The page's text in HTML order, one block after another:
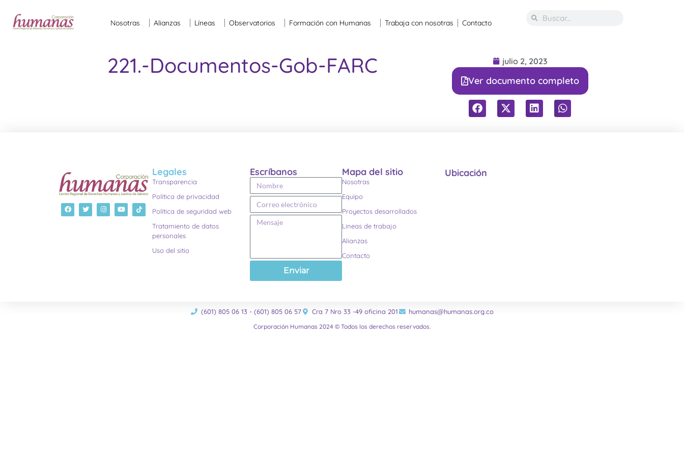
Nosotras Alianzas Líneas Observatorios Formación con Humanas Trabaja con nosotras Contacto
221.-Documentos-Gob-FARC julio 2, 2023
Ver documento completo
Legales
Transparencia
Política de privacidad
Política de seguridad web
Tratamiento de datos
personales
Uso del sitio
Escríbanos
Enviar
Mapa del sitio
Nosotras
Equipo
Proyectos desarrollados
Lineas de trabajo
Alianzas
Contacto
Ubicación
(601) 805 06 13 - (601) 805 06 57 Cra 7 Nro 33 -49 oficina 201 humanas@humanas.org.co
Corporación Humanas 2024 © Todos los derechos reservados.